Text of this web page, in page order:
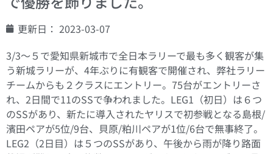
更新日： 2023-03-07
3/3～５で愛知県新城市で全日本ラリーで最も多く観客が集
う新城ラリーが、4年ぶりに有観客で開催され、弊社ラリー
チームからも２クラスにエントリー。75台がエントリーさ
れ、2日間で11のSSで争われました。LEG1（初日）は６つ
のSSがあり、新たに導入されたヤリスで初参戦となる島根/
濱田ペアが5位/9台、貝原/粕川ペアが1位/6台で無事終了。
LEG2（2日目）は５つのSSがあり、午後から雨が降り路面